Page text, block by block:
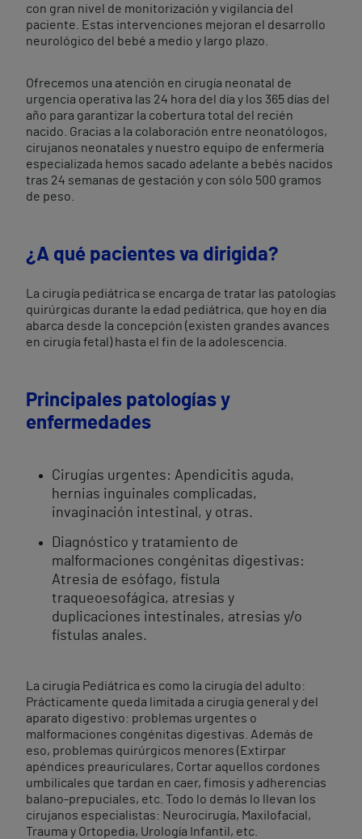
con gran nivel de monitorización y vigilancia del
paciente. Estas intervenciones mejoran el desarrollo
neurológico del bebé a medio y largo plazo.
Ofrecemos una atención en cirugía neonatal de
urgencia operativa las 24 hora del día y los 365 días del
año para garantizar la cobertura total del recién
nacido. Gracias a la colaboración entre neonatólogos,
cirujanos neonatales y nuestro equipo de enfermería
especializada hemos sacado adelante a bebés nacidos
tras 24 semanas de gestación y con sólo 500 gramos
de peso.
¿A qué pacientes va dirigida?
La cirugía pediátrica se encarga de tratar las patologías
quirúrgicas durante la edad pediátrica, que hoy en día
abarca desde la concepción (existen grandes avances
en cirugía fetal) hasta el fin de la adolescencia.
Principales patologías y
enfermedades
Cirugías urgentes: Apendicitis aguda,
hernias inguinales complicadas,
invaginación intestinal, y otras.
Diagnóstico y tratamiento de
malformaciones congénitas digestivas:
Atresia de esófago, fístula
traqueoesofágica, atresias y
duplicaciones intestinales, atresias y/o
fístulas anales.
La cirugía Pediátrica es como la cirugía del adulto:
Prácticamente queda limitada a cirugía general y del
aparato digestivo: problemas urgentes o
malformaciones congénitas digestivas. Además de
eso, problemas quirúrgicos menores (Extirpar
apéndices preauriculares, Cortar aquellos cordones
umbilicales que tardan en caer, fimosis y adherencias
balano-prepuciales, etc. Todo lo demás lo llevan los
cirujanos especialistas: Neurocirugía, Maxilofacial,
Trauma y Ortopedia, Urología Infantil, etc.